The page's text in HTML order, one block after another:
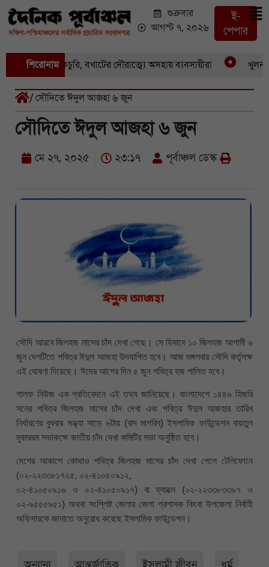
শুক্রবার
আগস্ট ৭, ২০২৬
ই-
পেপার
শিরোনাম
একের পর একচুরি, বখাটের দৌরাত্ম্যে অসহায় ব্যবসায়ীরা খুলনার
/ সৌদিতে ঈদুল আজহা ৬ জুন
সৌদিতে ঈদুল আজহা ৬ জুন
মে ২৭, ২০২৫ ২৩:১৭ পূর্বাঞ্চল ডেস্ক
সৌদি আরবে জিলহজ মাসের চাঁদ দেখা গেছে। সে হিসাবে ১০ জিলহজ আগামী ৬
জুন দেশটিতে পবিত্র ঈদুল আজহা উদযাপিত হবে। আজ মঙ্গলবার সৌদি কর্তৃপক্ষ
এই ঘোষণা দিয়েছে। ঈদের আগের দিন ৫ জুন পবিত্র হজ পালিত হবে।
গালফ নিউজ এক প্রতিবেদনে এই তথ্য জানিয়েছে। বাংলাদেশে ১৪৪৬ হিজরি
সনের পবিত্র জিলহজ মাসের চাঁদ দেখা এবং পবিত্র ঈদুল আজহার তারিখ
নির্ধারণের বুধবার সন্ধ্যা সাড়ে ৬টায় (বাদ মাগরিব) ইসলামিক ফাউন্ডেশন বায়তুল
মুকাররম সভাকক্ষে জাতীয় চাঁদ দেখা কমিটির সভা অনুষ্ঠিত হবে।
দেশের আকাশে কোথাও পবিত্র জিলহজ মাসের চাঁদ দেখা গেলে টেলিফোনে
(০২-২২৩৩৮১৭২৫, ০২-৪১০৫০৯১২,
০২-৪১০৫০৯১৬ ও ০২-৪১০৫০৯১৭) বা ফ্যাক্সে (০২-২২৩৩৮৩৩৯৭ ও
০২-৯৫৫৫৯৫১) অথবা সংশ্লিষ্ট জেলার জেলা প্রশাসক কিংবা উপজেলা নির্বাহী
অফিসারকে জানাতে অনুরোধ করেছে ইসলামিক ফাউন্ডেশন।